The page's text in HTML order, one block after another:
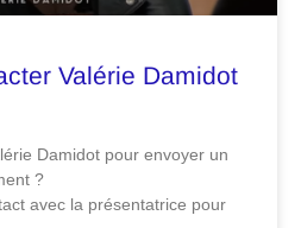
Valérie Damidot
Damidot pour envoyer un
?
avec la présentatrice pour